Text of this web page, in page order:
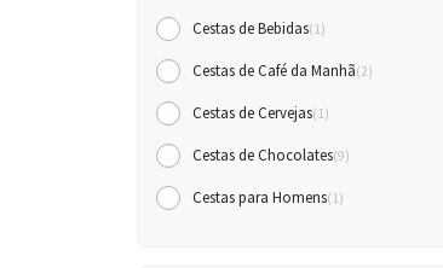
Cestas de Bebidas(1)
Cestas de Café da Manh(2)
Cestas de Cervejas(1)
Cestas de Chocolates(9)
Cestas para Homens(1)